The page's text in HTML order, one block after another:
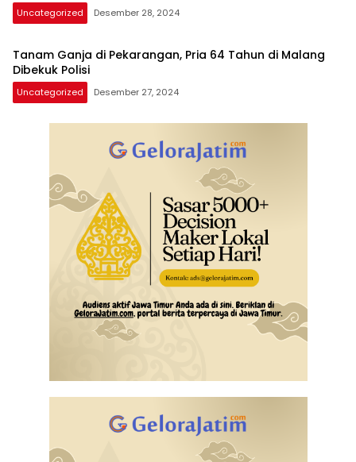
Uncategorized Desember 28, 2024
Tanam Ganja di Pekarangan, Pria 64 Tahun di Malang
Dibekuk Polisi
Uncategorized Desember 27, 2024